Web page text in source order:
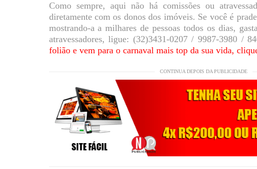
Como sempre, aqui não há comissões ou
diretamente com os donos dos imóveis. Se você é
mostrando-a a milhares de pessoas todos os dias,
atravessadores, ligue: (32)3431-0207 / 9987-3980 /
folião e vem para o carnaval mais top da sua vida,
CONTINUA DEPOIS DA PUBLICIDADE